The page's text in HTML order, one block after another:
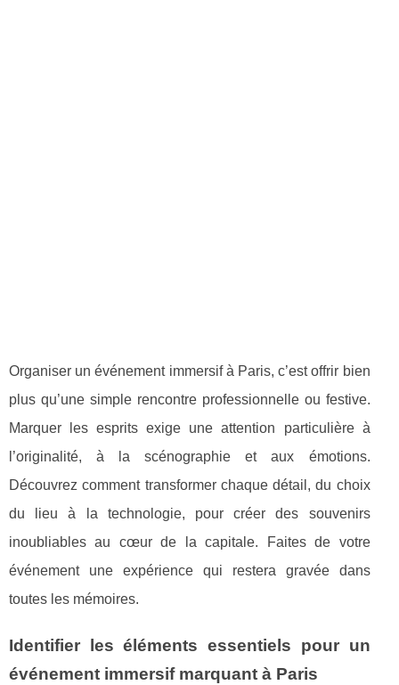
Organiser un événement immersif à Paris, c’est offrir bien
plus qu’une simple rencontre professionnelle ou festive.
Marquer les esprits exige une attention particulière à
l’originalité, à la scénographie et aux émotions.
Découvrez comment transformer chaque détail, du choix
du lieu à la technologie, pour créer des souvenirs
inoubliables au cœur de la capitale. Faites de votre
événement une expérience qui restera gravée dans
toutes les mémoires.
Identifier les éléments essentiels pour un
événement immersif marquant à Paris